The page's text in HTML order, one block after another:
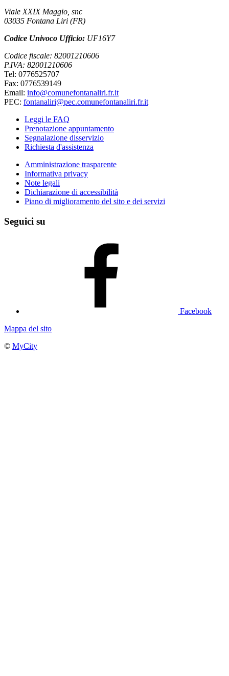
Viale XXIX Maggio, snc
03035 Fontana Liri (FR)
Codice Univoco Ufficio: UF16Y7
Codice fiscale: 82001210606
P.IVA: 82001210606
Tel: 0776525707
Fax: 0776539149
Email: info@comunefontanaliri.fr.it
PEC: fontanaliri@pec.comunefontanaliri.fr.it
Leggi le FAQ
Prenotazione appuntamento
Segnalazione disservizio
Richiesta d'assistenza
Amministrazione trasparente
Informativa privacy
Note legali
Dichiarazione di accessibilità
Piano di miglioramento del sito e dei servizi
Seguici su
Facebook
Mappa del sito
© MyCity